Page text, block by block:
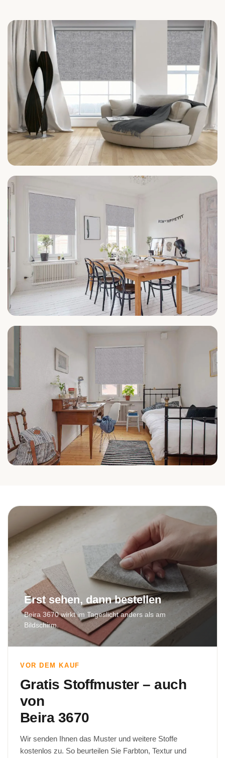
Erst sehen, dann bestellen
Beira 3670 wirkt im Tageslicht anders als am
Bildschirm.
VOR DEM KAUF
Gratis Stoffmuster – auch
von
Beira 3670
Wir senden Ihnen das Muster und weitere Stoffe
kostenlos zu. So beurteilen Sie Farbton, Textur und